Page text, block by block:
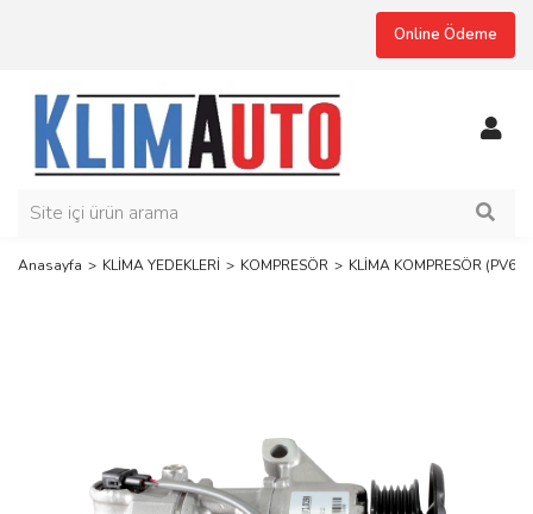
Online Ödeme
Anasayfa KLİMA YEDEKLERİ KOMPRESÖR KLİMA KOMPRESÖR (PV6)